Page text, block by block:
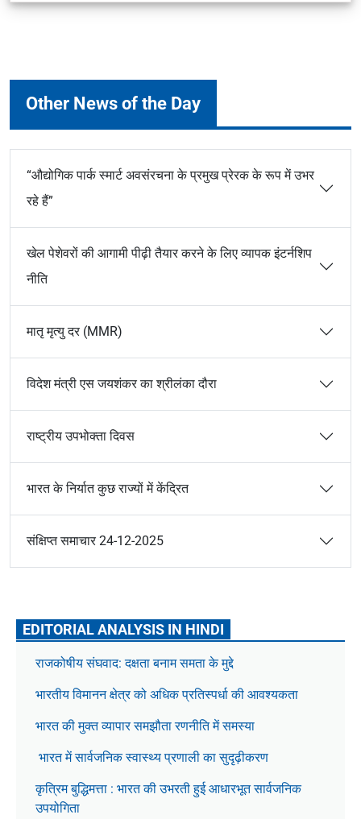
Other News of the Day
“औद्योगिक पार्क स्मार्ट अवसंरचना के प्रमुख प्रेरक के रूप में उभर
रहे हैं”
खेल पेशेवरों की आगामी पीढ़ी तैयार करने के लिए व्यापक इंटर्नशिप
नीति
मातृ मृत्यु दर (MMR)
विदेश मंत्री एस जयशंकर का श्रीलंका दौरा
राष्ट्रीय उपभोक्ता दिवस
भारत के निर्यात कुछ राज्यों में केंद्रित
संक्षिप्त समाचार 24-12-2025
EDITORIAL ANALYSIS IN HINDI
राजकोषीय संघवाद: दक्षता बनाम समता के मुद्दे
भारतीय विमानन क्षेत्र को अधिक प्रतिस्पर्धा की आवश्यकता
भारत की मुक्त व्यापार समझौता रणनीति में समस्या
भारत में सार्वजनिक स्वास्थ्य प्रणाली का सुदृढ़ीकरण
कृत्रिम बुद्धिमत्ता : भारत की उभरती हुई आधारभूत सार्वजनिक
उपयोगिता